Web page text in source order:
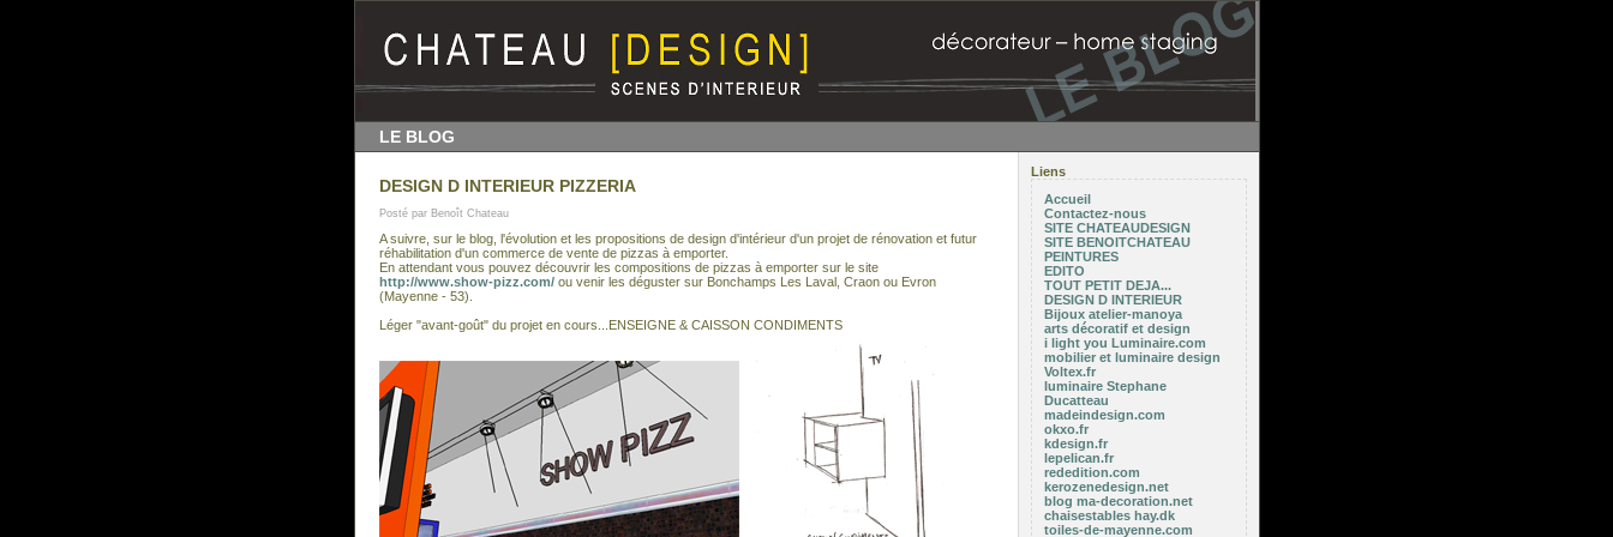
LE BLOG
DESIGN D INTERIEUR PIZZERIA
Posté par Benoît Chateau
A suivre, sur le blog, l'évolution et les propositions de design d'intérieur d'un projet de rénovation et futur
réhabilitation d'un commerce de vente de pizzas à emporter.
En attendant vous pouvez découvrir les compositions de pizzas à emporter sur le site
http://www.show-pizz.com/ou venir les déguster sur Bonchamps Les Laval, Craon ou Evron
(Mayenne - 53).
Léger "avant-goût" du projet en cours...ENSEIGNE & CAISSON CONDIMENTS
Liens
Accueil
Contactez-nous
SITE CHATEAUDESIGN
SITE BENOITCHATEAU
PEINTURES
EDITO
TOUT PETIT DEJA...
DESIGN D INTERIEUR
Bijoux atelier-manoya
arts décoratif et design
i light you Luminaire.com
mobilier et luminaire design
Voltex.fr
luminaire Stephane
Ducatteau
madeindesign.com
okxo.fr
kdesign.fr
lepelican.fr
rededition.com
kerozenedesign.net
blog ma-decoration.net
chaisestables hay.dk
toiles-de-mayenne.com